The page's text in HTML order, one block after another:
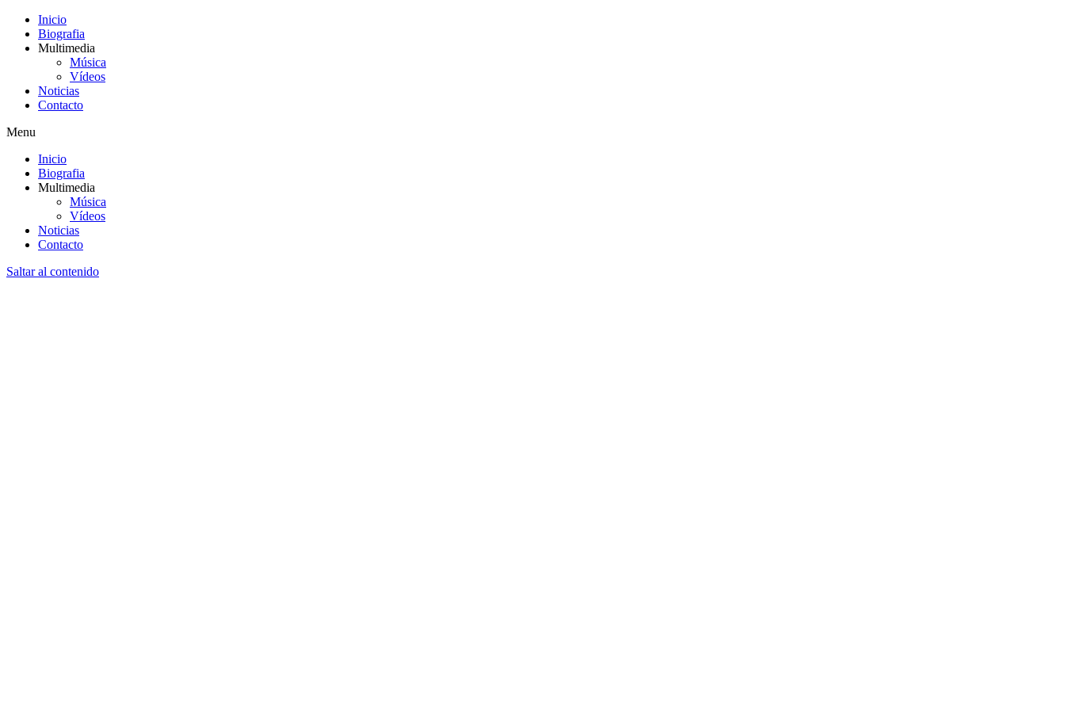
Inicio
Biografia
Multimedia
Música
Vídeos
Noticias
Contacto
Menu
Inicio
Biografia
Multimedia
Música
Vídeos
Noticias
Contacto
Saltar al contenido